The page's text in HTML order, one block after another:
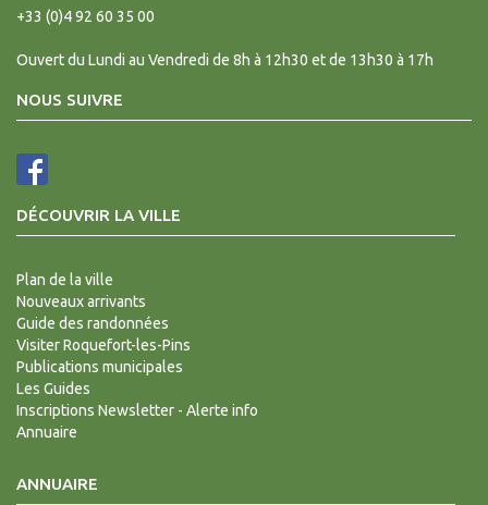
+33 (0)4 92 60 35 00
Ouvert du Lundi au Vendredi de 8h à 12h30 et de 13h30 à 17h
NOUS SUIVRE
DÉCOUVRIR LA VILLE
Plan de la ville
Nouveaux arrivants
Guide des randonnées
Visiter Roquefort-les-Pins
Publications municipales
Les Guides
Inscriptions Newsletter - Alerte info
Annuaire
ANNUAIRE